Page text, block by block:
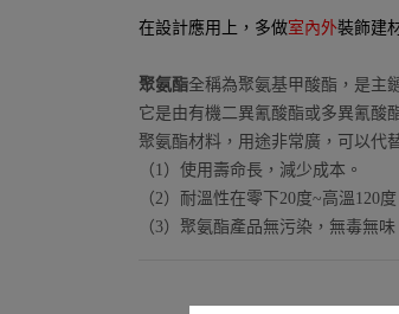
在設計應用上，多做室內外裝飾建
聚氨酯全稱為聚氨基甲酸酯，是主
它是由有機二異氰酸酯或多異氰酸
聚氨酯材料，用途非常廣，可以代
（1）使用壽命長，減少成本。
（2）耐溫性在零下20度~高溫120度
（3）聚氨酯產品無污染，無毒無味